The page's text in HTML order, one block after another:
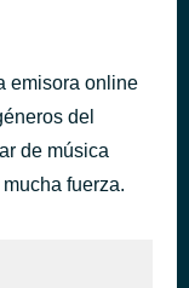
emisora online
del
de música
fuerza.